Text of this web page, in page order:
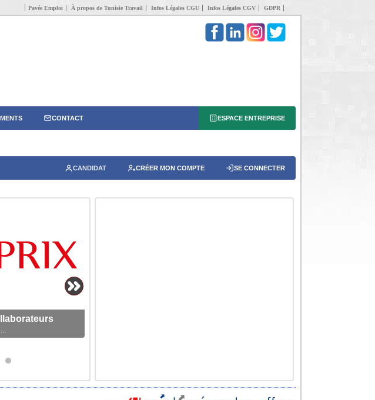
Pavée Emploi À propos de Tunisie Travail Infos Légales CGU Infos Légales CGV GDPR
CONTACT ESPACE ENTREPRISE
CANDIDAT CRÉER MON COMPTE SE CONNECTER